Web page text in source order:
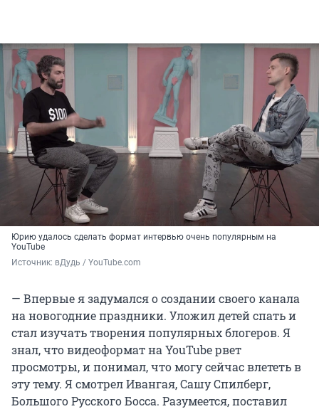
Юрию удалось сделать формат интервью очень популярным на
YouTube
Источник: вДудь / YouTube.com
— Впервые я задумался о создании своего канала
на новогодние праздники. Уложил детей спать и
стал изучать творения популярных блогеров. Я
знал, что видеоформат на YouTube рвет
просмотры, и понимал, что могу сейчас влететь в
эту тему. Я смотрел Ивангая, Сашу Спилберг,
Большого Русского Босса. Разумеется, поставил